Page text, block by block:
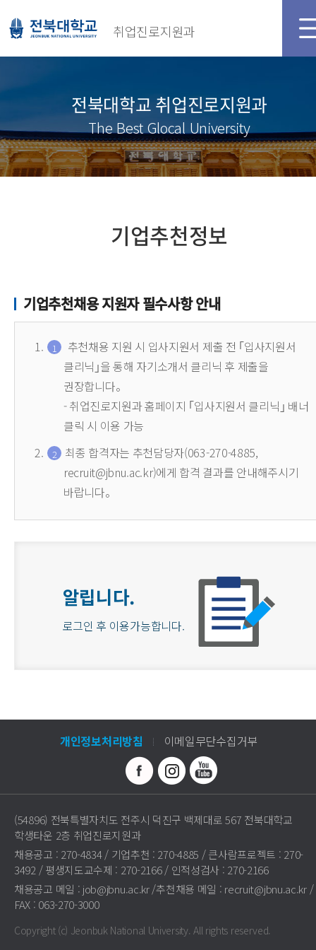
취업진로지원과
전북대학교 취업진로지원과
The Best Glocal University
기업추천정보
기업추천채용 지원자 필수사항 안내
추천채용 지원 시 입사지원서 제출 전 ｢입사지원서
클리닉｣을 통해 자기소개서 클리닉 후 제출을
권장합니다。
- 취업진로지원과 홈페이지 ｢입사지원서 클리닉｣ 배너
클릭 시 이용 가능
최종 합격자는 추천담당자(063-270-4885,
recruit@jbnu.ac.kr)에게 합격 결과를 안내해주시기
바랍니다。
알립니다.
로그인 후 이용가능합니다.
개인정보처리방침 이메일무단수집거부
(54896) 전북특별자치도 전주시 덕진구 백제대로 567 전북대학교
학생타운 2층 취업진로지원과
채용공고 : 270-4834 / 기업추천 : 270-4885 / 큰사람프로젝트 : 270-
3492 / 평생지도교수제 : 270-2166 / 인적성검사 : 270-2166
채용공고 메일 : job@jbnu.ac.kr /추천채용 메일 : recruit@jbnu.ac.kr /
FAX : 063-270-3000
Copyright (c) Jeonbuk National University.All rights reserved.